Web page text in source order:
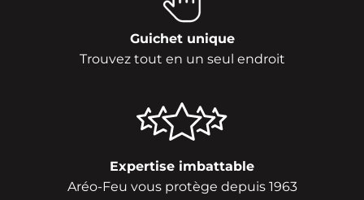
Guichet unique
Trouvez tout en un seul endroit
Expertise imbattable
Aréo-Feu vous protège depuis 1963